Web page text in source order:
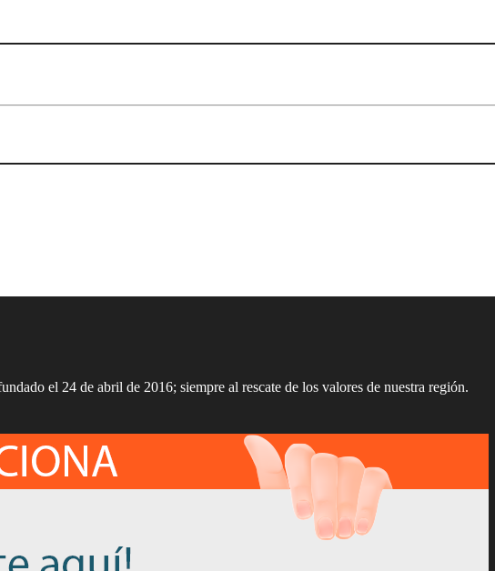
el 24 de abril de 2016; siempre al rescate de los valores de nuestra región.